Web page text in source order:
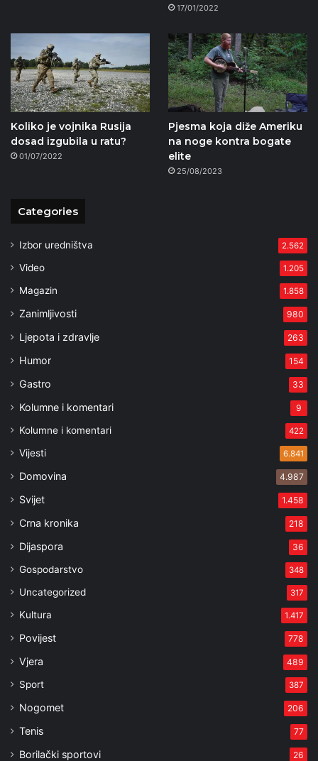
17/01/2022
Koliko je vojnika Rusija
dosad izgubila u ratu?
01/07/2022
Pjesma koja diže Ameriku
na noge kontra bogate
elite
25/08/2023
Categories
Izbor uredništva 2.562
Video 1.205
Magazin 1.858
Zanimljivosti 980
Ljepota i zdravlje 263
Humor 154
Gastro 33
Kolumne i komentari 9
Kolumne i komentari 422
Vijesti 6.841
Domovina 4.987
Svijet 1.458
Crna kronika 218
Dijaspora 36
Gospodarstvo 348
Uncategorized 317
Kultura 1.417
Povijest 778
Vjera 489
Sport 387
Nogomet 206
Tenis 77
Borilački sportovi 26